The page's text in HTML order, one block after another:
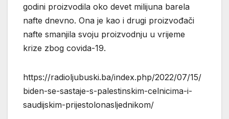
godini proizvodila oko devet milijuna barela
nafte dnevno. Ona je kao i drugi proizvođači
nafte smanjila svoju proizvodnju u vrijeme
krize zbog covida-19.
https://radioljubuski.ba/index.php/2022/07/15/
biden-se-sastaje-s-palestinskim-celnicima-i-
saudijskim-prijestolonasljednikom/